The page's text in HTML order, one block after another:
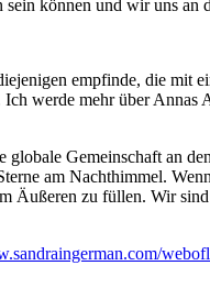
können und wir uns
empfinde, die mit
werde mehr über
Gemeinschaft an
am Nachthimmel.
zu füllen. Wir